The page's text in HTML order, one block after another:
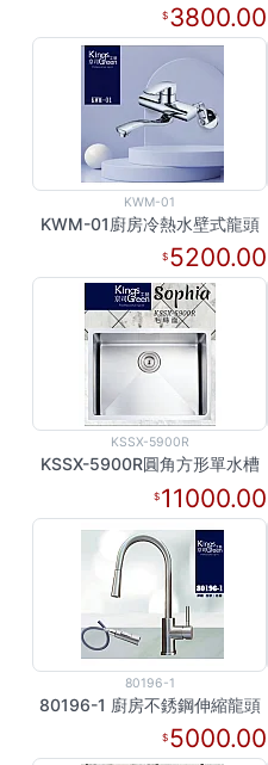
3800.00
KWM-01
KWM-01廚房冷熱水壁式龍頭
5200.00
KSSX-5900R
KSSX-5900R圓角方形單水槽
11000.00
80196-1
80196-1 廚房不銹鋼伸縮龍頭
5000.00